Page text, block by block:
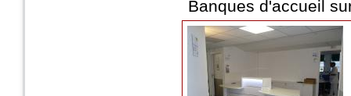
Banques d'accueil